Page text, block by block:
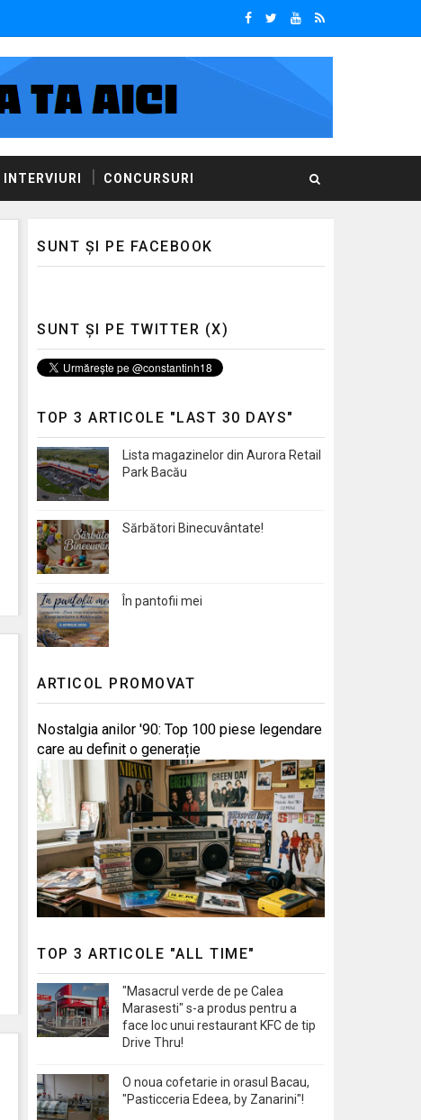
INTERVIURI CONCURSURI
SUNT ȘI PE FACEBOOK
SUNT ȘI PE TWITTER (X)
TOP 3 ARTICOLE "LAST 30 DAYS"
Lista magazinelor din Aurora Retail
Park Bacău
Sărbători Binecuvântate!
În pantofii mei
ARTICOL PROMOVAT
Nostalgia anilor '90: Top 100 piese legendare
care au definit o generație
TOP 3 ARTICOLE "ALL TIME"
"Masacrul verde de pe Calea
Marasesti" s-a produs pentru a
face loc unui restaurant KFC de tip
Drive Thru!
O noua cofetarie in orasul Bacau,
"Pasticceria Edeea, by Zanarini"!